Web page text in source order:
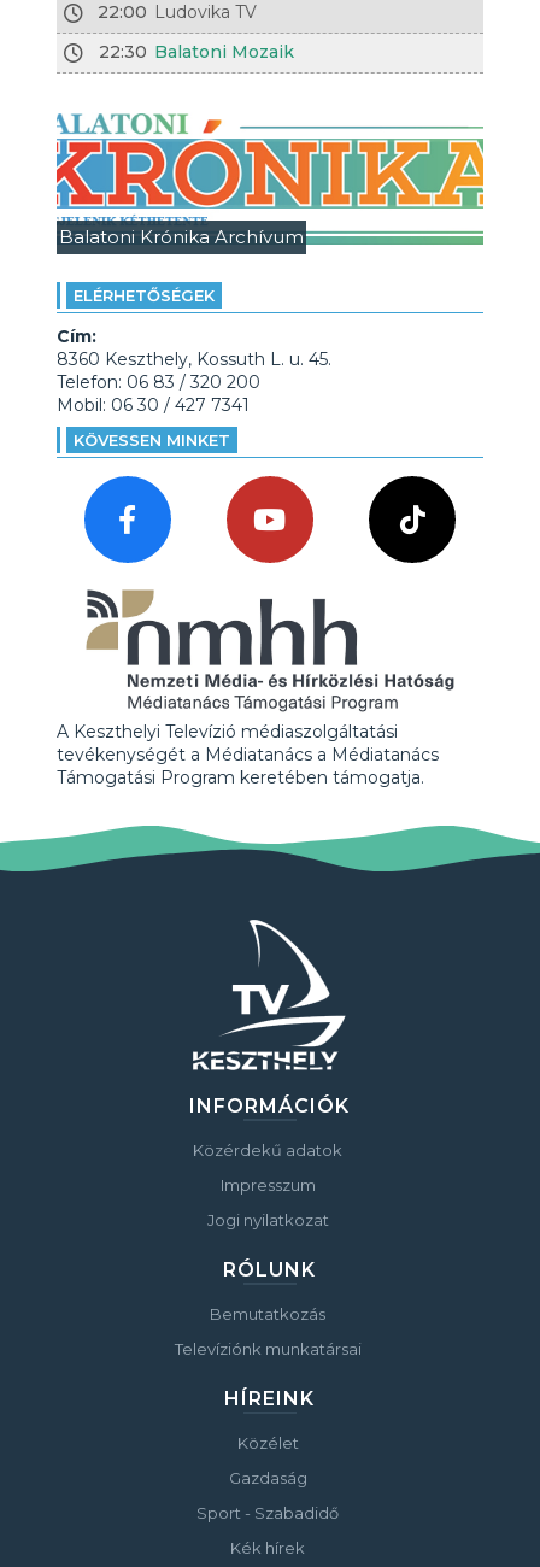
22:00 Ludovika TV
22:30 Balatoni Mozaik
Balatoni Krónika Archívum
ELÉRHETŐSÉGEK
Cím:
8360 Keszthely, Kossuth L. u. 45.
Telefon: 06 83 / 320 200
Mobil: 06 30 / 427 7341
KÖVESSEN MINKET
A Keszthelyi Televízió médiaszolgáltatási
tevékenységét a Médiatanács a Médiatanács
Támogatási Program keretében támogatja.
INFORMÁCIÓK
Közérdekű adatok
Impresszum
Jogi nyilatkozat
RÓLUNK
Bemutatkozás
Televíziónk munkatársai
HÍREINK
Közélet
Gazdaság
Sport - Szabadidő
Kék hírek